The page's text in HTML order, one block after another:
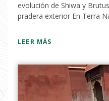
He leido y
evolución de Shiwa y
pradera exterior En Terra
LEER MÁS